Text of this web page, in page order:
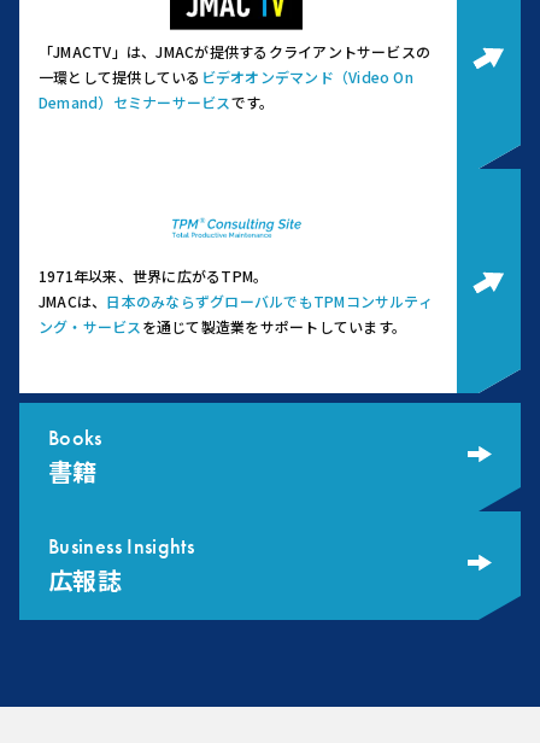
「JMACTV」は、JMACが提供するクライアントサービスの
一環として提供している ビデオオンデマンド（Video On
Demand）セミナーサービスです。
1971年以来、世界に広がるTPM。
JMACは、 日本のみならずグローバルでもTPMコンサルティ
ング・サービス を通じて製造業をサポートしています。
Books
書籍
Business Insights
広報誌